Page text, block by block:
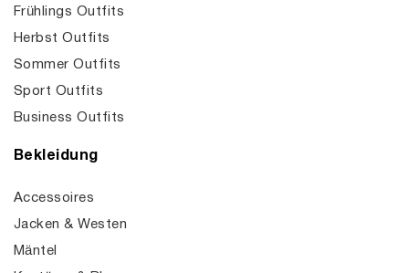
Frühlings Outfits
Herbst Outfits
Sommer Outfits
Sport Outfits
Business Outfits
Bekleidung
Accessoires
Jacken & Westen
Mäntel